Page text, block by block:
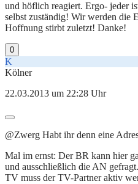
und höflich reagiert. Ergo- jeder
selbst zuständig! Wir werden die
Hoffnung stirbt zuletzt! Danke!
0
K
Kölner
22.03.2013 um 22:28 Uhr
@Zwerg Habt ihr denn eine
Mal im ernst: Der BR kann hier
und ausschließlich die AN
TV muss der TV-Partner aktiv